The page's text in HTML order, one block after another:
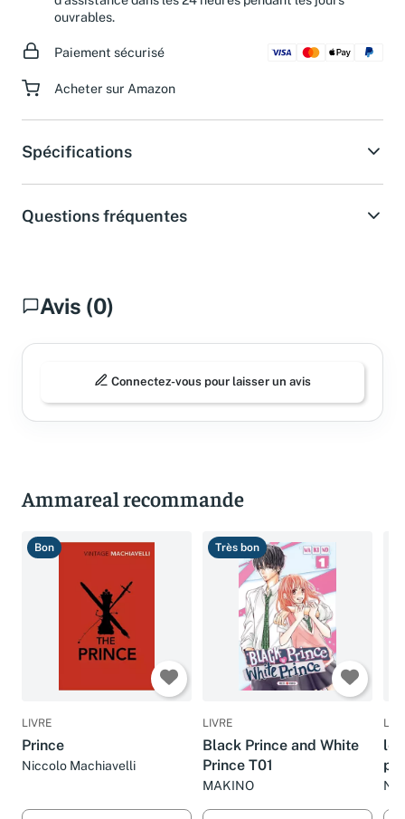
ouvrables.
Paiement sécurisé
Acheter sur Amazon
Spécifications
Questions fréquentes
Avis (0)
Connectez-vous pour laisser un avis
Ammareal recommande
Bon
LIVRE
Prince
Niccolo Machiavelli
Très bon
LIVRE
Black Prince and White
Prince T01
MAKINO
le